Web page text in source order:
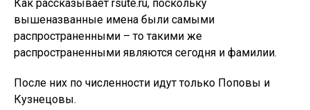
Как рассказывает rsute.ru, поскольку
вышеназванные имена были самыми
распространенными – то такими же
распространенными являются сегодня и фамилии.
После них по численности идут только Поповы и
Кузнецовы.